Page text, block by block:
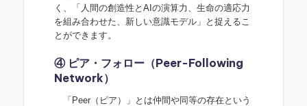
く、「人間の創造性とAIの演算力、生命の適応力
を組み合わせた、新しい意識モデル」と捉えるこ
とができます。
④ ピア・フォロー（Peer-Following
Network）
「Peer（ピア）」とは仲間や同等の存在という